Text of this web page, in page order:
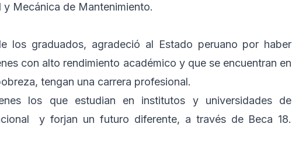
Mecánica de Mantenimiento.
los graduados, agradeció al Estado peruano por haber
con alto rendimiento académico y que se encuentran en
tengan una carrera profesional.
los que estudian en institutos y universidades de
y forjan un futuro diferente, a través de Beca 18.